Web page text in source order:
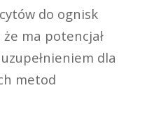
do ognisk
ma potencjał
dla
metod